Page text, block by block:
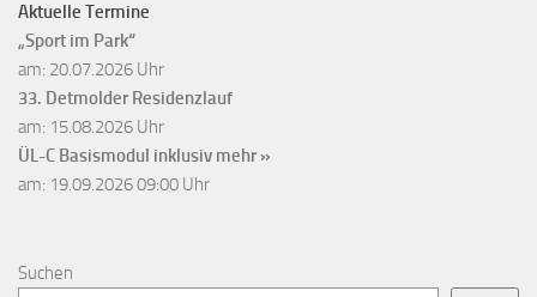
Aktuelle Termine
„Sport im Park“
am: 20.07.2026 Uhr
33. Detmolder Residenzlauf
am: 15.08.2026 Uhr
ÜL-C Basismodul inklusiv mehr »
am: 19.09.2026 09:00 Uhr
Suchen